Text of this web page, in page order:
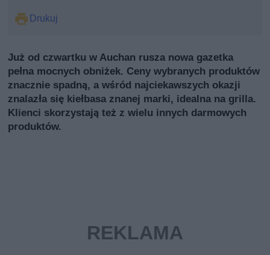
Drukuj
Już od czwartku w Auchan rusza nowa gazetka
pełna mocnych obniżek. Ceny wybranych produktów
znacznie spadną, a wśród najciekawszych okazji
znalazła się kiełbasa znanej marki, idealna na grilla.
Klienci skorzystają też z wielu innych darmowych
produktów.